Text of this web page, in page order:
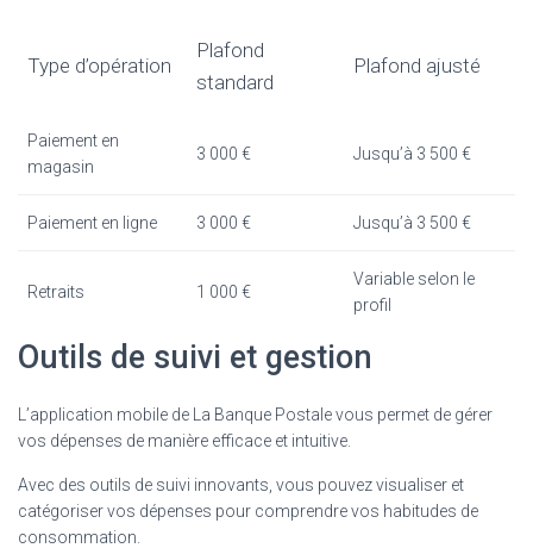
Type d’opération
Plafond
standard
Plafond ajusté
Paiement en
magasin
3 000 € Jusqu’à 3 500 €
Paiement en ligne 3 000 € Jusqu’à 3 500 €
Retraits 1 000 €
Variable selon le
profil
Outils de suivi et gestion
L’application mobile de La Banque Postale vous permet de gérer
vos dépenses de manière efficace et intuitive.
Avec des outils de suivi innovants, vous pouvez visualiser et
catégoriser vos dépenses pour comprendre vos habitudes de
consommation.